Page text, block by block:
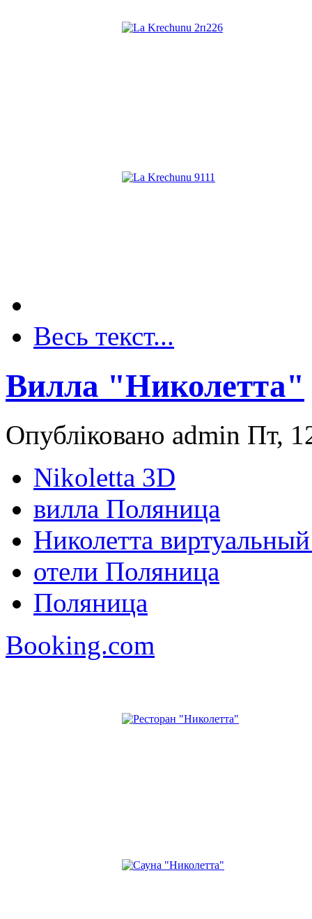
Весь текст...
Вилла "Николетта"
Опубліковано admin Пт,
Nikoletta 3D
вилла Поляница
Николетта
отели Поляница
Поляница
Booking.com